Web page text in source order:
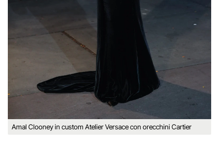
Amal Clooney in custom Atelier Versace con orecchini Cartier